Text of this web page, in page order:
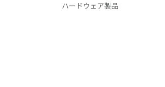
ハードウェア製品